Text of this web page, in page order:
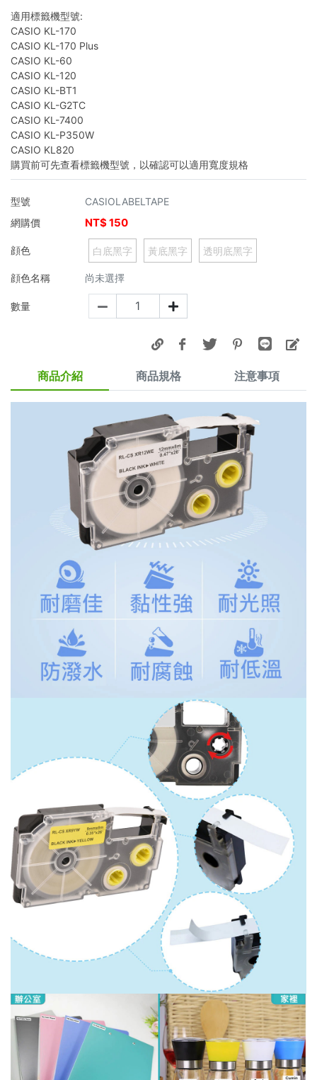
適用標籤機型號:
CASIO KL-170
CASIO KL-170 Plus
CASIO KL-60
CASIO KL-120
CASIO KL-BT1
CASIO KL-G2TC
CASIO KL-7400
CASIO KL-P350W
CASIO KL820
購買前可先查看標籤機型號，以確認可以適用寬度規格
型號
CASIOLABELTAPE
網購價
NT$150
顔色 白底黑字 黃底黑字 透明底黑字
顔色名稱 尚未選擇
數量
商品介紹 商品規格 注意事項